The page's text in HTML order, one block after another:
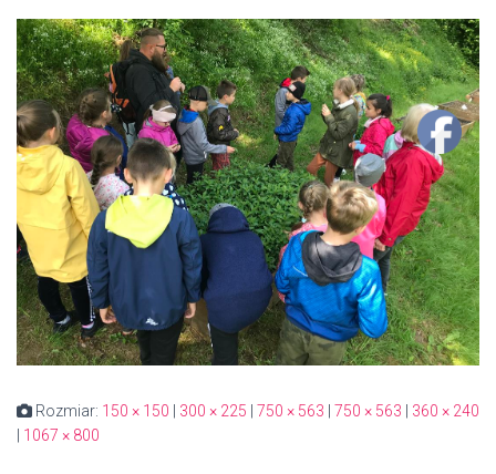
Rozmiar: 150 × 150 300 × 225 750 × 563 750 × 563
360 × 240
1067 × 800